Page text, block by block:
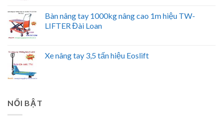
Bàn nâng tay 1000kg nâng cao 1m hiệu TW-
LIFTER Đài Loan
Xe nâng tay 3,5 tấn hiệu Eoslift
NỔI BẬT